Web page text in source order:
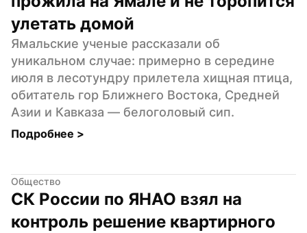
улетать домой
Ямальские ученые рассказали об
уникальном случае: примерно в середине
июля в лесотундру прилетела хищная птица,
обитатель гор Ближнего Востока, Средней
Азии и Кавказа — белоголовый сип.
Подробнее >
Общество
СК России по ЯНАО взял на
контроль решение квартирного